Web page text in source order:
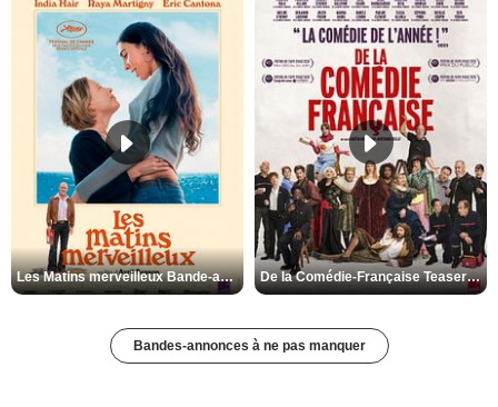
Les Matins merveilleux Bande-annonce VF De la Comédie-Française Teaser VF
Bandes-annonces à ne pas manquer